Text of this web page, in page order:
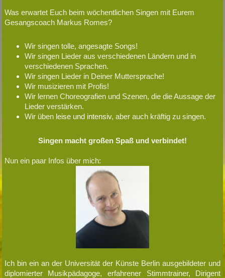
Was erwartet Euch beim wöchentlichen Singen mit Eurem
Gesangscoach Markus Romes?
Wir singen tolle, angesagte Songs!
Wir singen Lieder aus verschiedenen Ländern und in
verschiedenen Sprachen.
Wir singen Lieder in Deiner Muttersprache!
Wir musizieren mit Profis!
Wir lernen Choreografien und Szenen, die die Aussage der
Lieder verstärken.
Wir üben leise und intensiv, aber auch kräftig zu singen.
Singen macht großen Spaß und verbindet!
Nun ein paar Infos über mich:
Ich bin ein an der Universität der Künste Berlin ausgebildeter und
diplomierter Musikpädagoge, erfahrener Stimmtrainer, Dirigent